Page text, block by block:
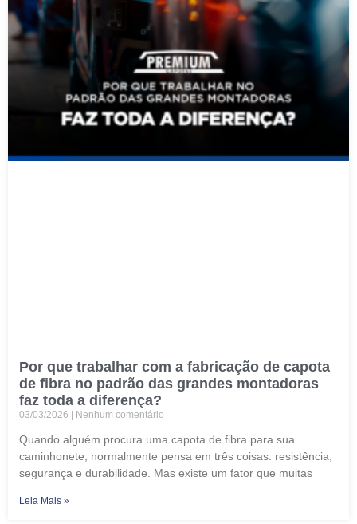
Por que trabalhar com a fabricação de capota
de fibra no padrão das grandes montadoras
faz toda a diferença?
03/03/2026 Nenhum comentário
Quando alguém procura uma capota de fibra para sua
caminhonete, normalmente pensa em três coisas: resistência,
segurança e durabilidade. Mas existe um fator que muitas
Leia Mais »